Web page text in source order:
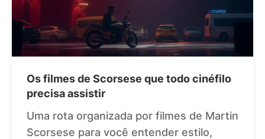
Os filmes de Scorsese que todo cinéfilo
precisa assistir
Uma rota organizada por filmes de Martin
Scorsese para você entender estilo,